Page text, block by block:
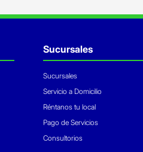
Sucursales
Sucursales
Servicio a Domicilio
Réntanos tu local
Pago de Servicios
Consultorios